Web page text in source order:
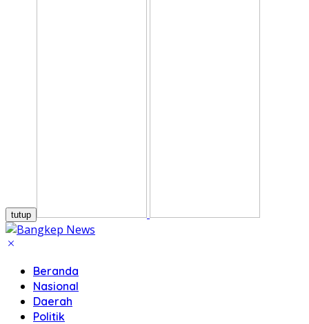
tutup
Beranda
Nasional
Daerah
Politik